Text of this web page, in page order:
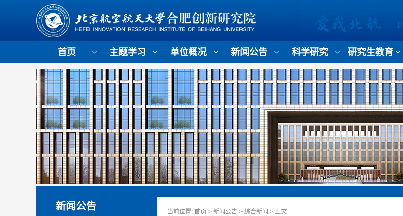
首页 主题学习 单位概况 新闻公告 科学研究 研究生教育
新闻公告 当前位置: 首页 > 新闻公告 > 综合新闻 > 正文